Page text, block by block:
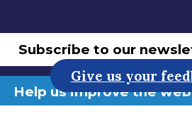
Subscribe to our
Help us improve the
Give us your